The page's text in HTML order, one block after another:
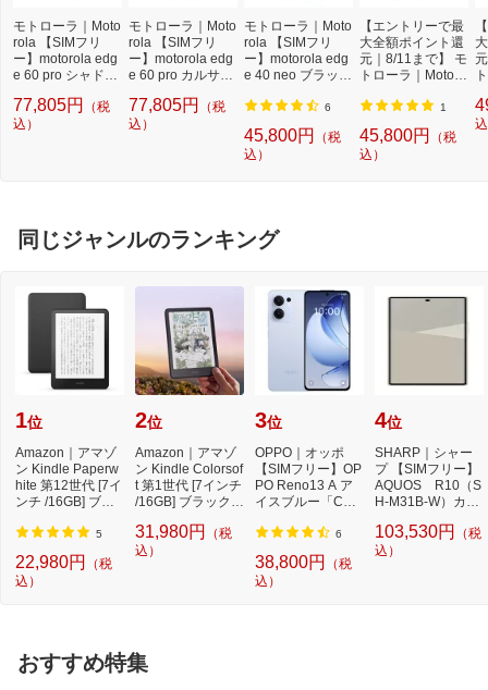
モトローラ｜Moto
rola 【SIMフリ
ー】motorola edg
e 60 pro シャドー
k Dimensity 8350
6.7インチ メモリ/
77,805円
（税
込）
モトローラ｜Moto
rola 【SIMフリ
ー】motorola edg
e 60 pro カルサイ
Tek Dimensity 835
0 6.7インチ メモ
77,805円
（税
込）
モトローラ｜Moto
rola 【SIMフリ
ー】motorola edg
e 40 neo ブラック
Tek Dimensity 703
0 6.55インチ メモ
リ/ストレージ：8
GB/256GB nanoSI
6
45,800円
（税
込）
【エントリーで最
大全額ポイント還
元｜8/11まで】 モ
トローラ｜Motoro
motorola edge 40
neo カリビアンブ
ルー MediaTek Di
mensity 7030 6.55
1
45,800円
（税
込）
同じジャンルのランキング
1位
Amazon｜アマゾ
ン Kindle Paperw
hite 第12世代 [7イ
ンチ /16GB] ブラ
Y ...
5
22,980円
（税
込）
2位
Amazon｜アマゾ
ン Kindle Colorsof
t 第1世代 [7インチ
/16GB] ブラック B
31,980円
（税
込）
3位
OPPO｜オッポ
【SIMフリー】OP
PO Reno13 A ア
イスブルー「CPH
m Snapdr...
6
38,800円
（税
込）
4位
SHARP｜シャー
プ 【SIMフリー】
AQUOS R10（S
H-M31B-W）カシ
GB/512GB
103,530円
（税
込）
おすすめ特集